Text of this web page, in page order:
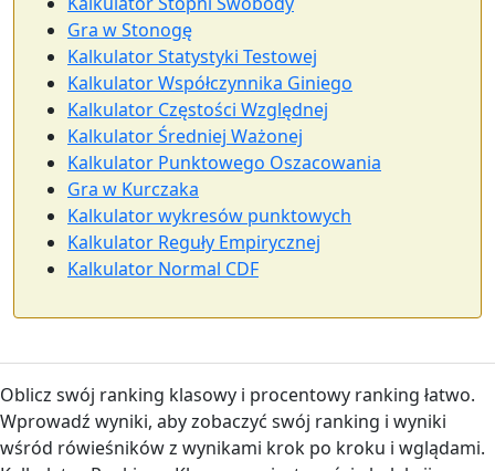
Gra w Stonogę
Kalkulator Statystyki Testowej
Kalkulator Współczynnika Giniego
Kalkulator Częstości Względnej
Kalkulator Średniej Ważonej
Kalkulator Punktowego Oszacowania
Gra w Kurczaka
Kalkulator wykresów punktowych
Kalkulator Reguły Empirycznej
Kalkulator Normal CDF
Oblicz swój ranking klasowy i procentowy ranking łatwo.
Wprowadź wyniki, aby zobaczyć swój ranking i wyniki
wśród rówieśników z wynikami krok po kroku i wglądami.